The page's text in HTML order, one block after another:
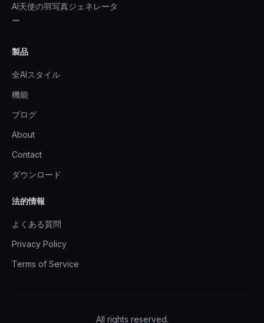
AI天使の羽写真ジェネレータ
ー
製品
全AIスタイル
機能
ブログ
About
Contact
ダウンロード
法的情報
よくある質問
Privacy Policy
Terms of Service
All rights reserved.